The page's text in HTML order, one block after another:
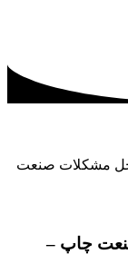
حل مشکلات صنعت
چاپ –